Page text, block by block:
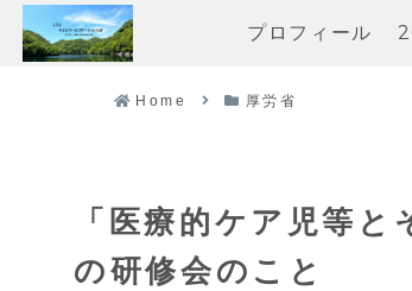
プロフィール
Home 厚労省
「医療的ケア児等
の研修会のこと